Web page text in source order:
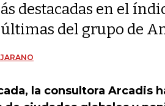
destacadas en el
del grupo de
la consultora Arcadis